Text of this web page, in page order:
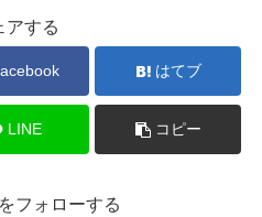
アする
はてブ
LINE コピー
フォローする